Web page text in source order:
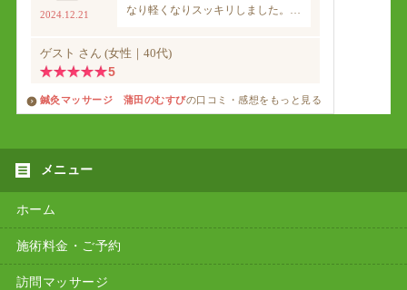
鍼灸マッサージ 蒲田のむすびの口コミ・感想をもっと見る
ホーム
施術料金・ご予約
訪問マッサージ